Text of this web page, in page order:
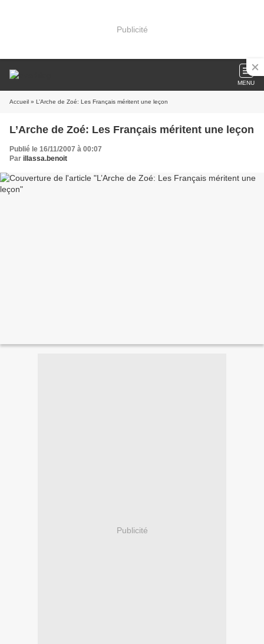
Publicité
MENU
Accueil » L’Arche de Zoé: Les Français méritent une leçon
L’Arche de Zoé: Les Français méritent une leçon
Publié le 16/11/2007 à 00:07
Par illassa.benoit
Publicité